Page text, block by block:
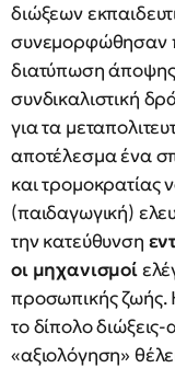
διώξεων
συνεμορφώθησαν
διατύπωση άποψης
συνδικαλιστική
για τα
αποτέλεσμα ένα
και τρομοκρατίας
(παιδαγωγική)
την κατεύθυνση
οι μηχανισμοί
προσωπικής ζωής.
το δίπολο
«αξιολόγηση»